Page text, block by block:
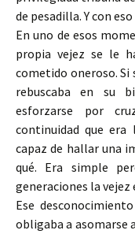
de pesadilla. Y con
En uno de esos
propia vejez se le
cometido oneroso. Si
rebuscaba en su
esforzarse por
continuidad que era
capaz de hallar una
qué. Era simple
generaciones la vejez
Ese
obligaba a asomarse